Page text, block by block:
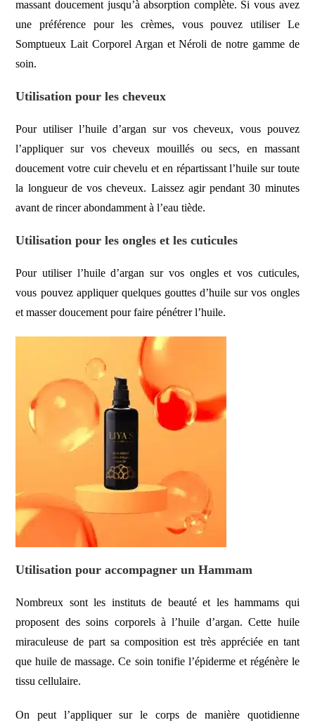
massant doucement jusqu’à absorption complète. Si vous avez
une préférence pour les crèmes, vous pouvez utiliser Le
Somptueux Lait Corporel Argan et Néroli de notre gamme de
soin.
Utilisation pour les cheveux
Pour utiliser l’huile d’argan sur vos cheveux, vous pouvez
l’appliquer sur vos cheveux mouillés ou secs, en massant
doucement votre cuir chevelu et en répartissant l’huile sur toute
la longueur de vos cheveux. Laissez agir pendant 30 minutes
avant de rincer abondamment à l’eau tiède.
Utilisation pour les ongles et les cuticules
Pour utiliser l’huile d’argan sur vos ongles et vos cuticules,
vous pouvez appliquer quelques gouttes d’huile sur vos ongles
et masser doucement pour faire pénétrer l’huile.
Utilisation pour accompagner un Hammam
Nombreux sont les instituts de beauté et les hammams qui
proposent des soins corporels à l’huile d’argan. Cette huile
miraculeuse de part sa composition est très appréciée en tant
que huile de massage. Ce soin tonifie l’épiderme et régénère le
tissu cellulaire.
On peut l’appliquer sur le corps de manière quotidienne